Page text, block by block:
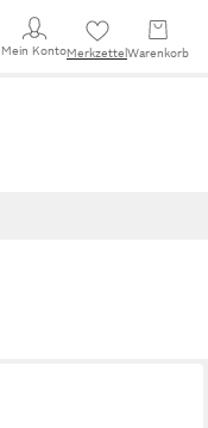
Mein KontoMerkzettel Warenkorb